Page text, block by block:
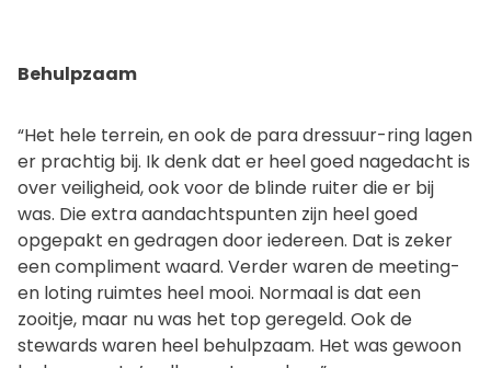
Behulpzaam
“Het hele terrein, en ook de para dressuur-ring lagen
er prachtig bij. Ik denk dat er heel goed nagedacht is
over veiligheid, ook voor de blinde ruiter die er bij
was. Die extra aandachtspunten zijn heel goed
opgepakt en gedragen door iedereen. Dat is zeker
een compliment waard. Verder waren de meeting-
en loting ruimtes heel mooi. Normaal is dat een
zooitje, maar nu was het top geregeld. Ook de
stewards waren heel behulpzaam. Het was gewoon